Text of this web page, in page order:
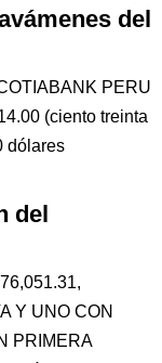
del
PERU
(ciento treinta
dólares
del
Y UNO CON
PRIMERA